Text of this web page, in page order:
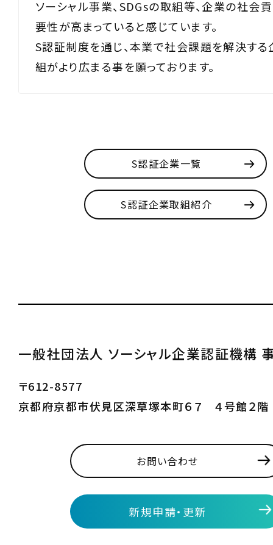
ソーシャル事業、SDGsの取組等、企業の社会
要性が高まっていると感じています。
S認証制度を通じ、本業で社会課題を解決す
組がより広まる事を願っております。
S認証企業一覧
S認証企業取組紹介
一般社団法人 ソーシャル企業認証機構
〒612-8577
京都府京都市伏見区深草塚本町６７ ４号館２階
お問い合わせ
新規申請・更新